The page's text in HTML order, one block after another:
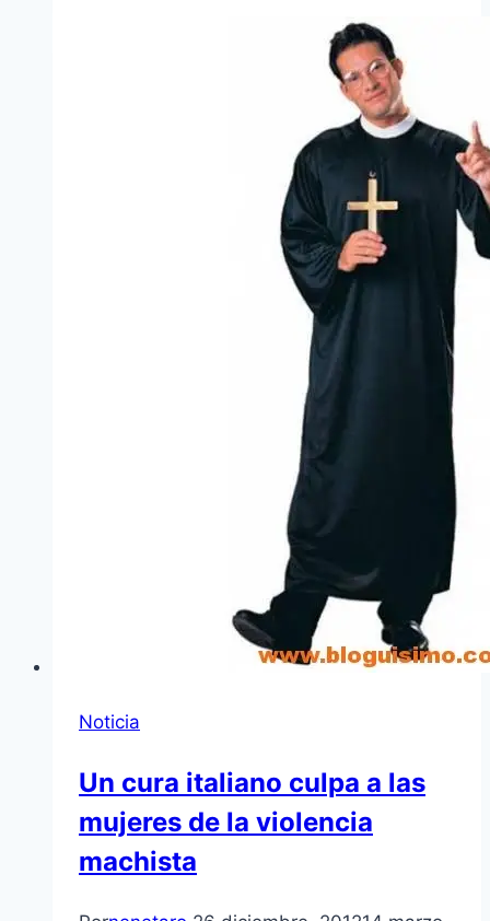
Noticia
Un cura italiano culpa a las
mujeres de la violencia
machista